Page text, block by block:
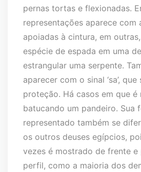
pernas tortas e flexionadas.
representações aparece com
apoiadas à cintura, em
espécie de espada em uma
estrangular uma serpente.
aparecer com o sinal ‘sa’,
proteção. Há casos em que é
batucando um pandeiro. Sua
representado também se
os outros deuses egípcios,
vezes é mostrado de frente e
perfil, como a maioria dos